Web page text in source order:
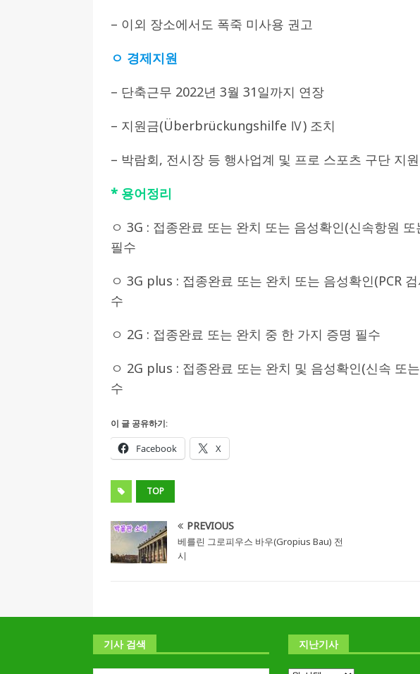
– 이외 장소에서도 폭죽 미사용 권고
ㅇ 경제지원
– 단축근무 2022년 3월 31일까지 연장
– 지원금(Überbrückungshilfe Ⅳ) 조치
– 박람회, 전시장 등 행사업계 및 프로 스포츠 구단 지
* 용어정리
ㅇ 3G : 접종완료 또는 완치 또는 음성확인(신속항원
필수
ㅇ 3G plus : 접종완료 또는 완치 또는 음성확인(PCR
수
ㅇ 2G : 접종완료 또는 완치 중 한 가지 증명 필수
ㅇ 2G plus : 접종완료 또는 완치 및 음성확인(신속 또
수
이 글 공유하기:
Facebook X
TOP
PREVIOUS
베를린 그로피우스 바우(Gropius Bau) 전
시
기사 검색 지난기사